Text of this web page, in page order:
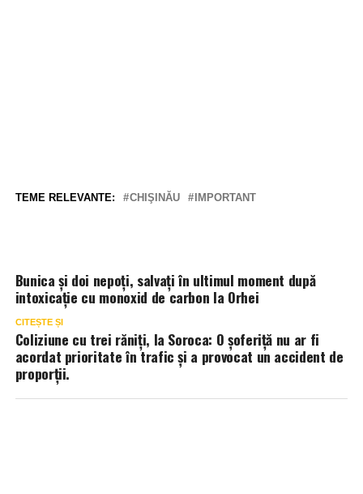
TEME RELEVANTE: CHIŞINĂU IMPORTANT
Bunica și doi nepoți, salvați în ultimul moment după
intoxicație cu monoxid de carbon la Orhei
CITEȘTE ȘI
Coliziune cu trei răniți, la Soroca: O șoferiță nu ar fi
acordat prioritate în trafic și a provocat un accident de
proporții.